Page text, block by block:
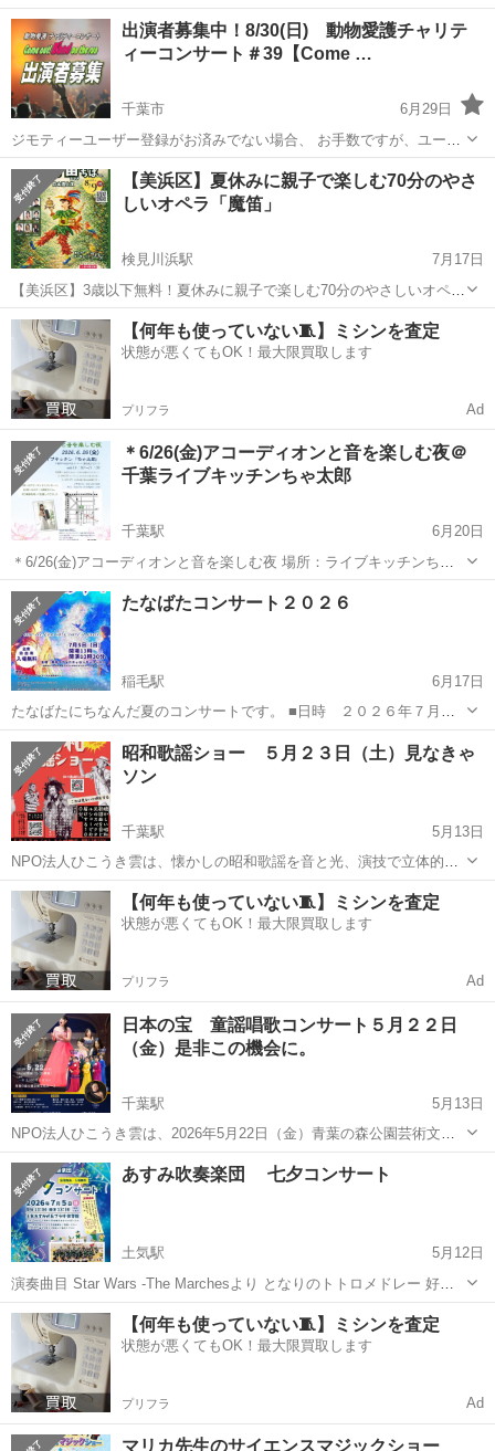
出演者募集中！8/30(日) 動物愛護チャリテ
ィーコンサート＃39【Come …
千葉市
6月29日
ジモティーユーザー登録がお済みでない場合、 お手数ですが、ユーザ
ー登録をお願い致します。 ※最後まで、お読みいただきますよう、お
願い申し上げます。 殺処分ゼロを目指して! 動物愛護チャリティー
コンサート ...
千葉 千葉市 コンサート/ショー 動物愛護
【美浜区】夏休みに親子で楽しむ70分のやさ
しいオペラ「魔笛」
検見川浜駅
7月17日
【美浜区】3歳以下無料！夏休みに親子で楽しむ70分のやさしいオペラ
「魔笛」 ご覧いただきありがとうございます！ 今年の夏休みは、お子
様と一緒に本物の「オペラ」を体験してみませんか？ 「子どもが静か
に聴いていられ...
千葉 千葉市 検見川浜駅 コンサート/ショー 魔笛
【何年も使っていない🧵】ミシンを査定
状態が悪くてもOK！最大限買取します
プリフラ Ad
＊6/26(金)アコーディオンと音を楽しむ夜＠
千葉ライブキッチンちゃ太郎
千葉駅
6月20日
＊6/26(金)アコーディオンと音を楽しむ夜 場所：ライブキッチンちゃ
太郎 千葉市中央区中央３丁目７−１１ 蓮池通りビル2F 時間：19時～
21時 料金（お好きなコースをお選びください） ＊3,000円（1ドリン
ク...
千葉 千葉市 千葉駅 コンサート/ショー
たなばたコンサート２０２６
稲毛駅
6月17日
たなばたにちなんだ夏のコンサートです。 ■日時 ２０２６年７月５
日（日） 開場１３：００ 開演１３：３０ 入場無料 ■会場 真
砂コミュニティセンター ホール２ ■曲目 POPPO POPPO...
千葉 千葉市 稲毛駅 コンサート/ショー 会場
昭和歌謡ショー ５月２３日（土）見なきゃ
ソン
千葉駅
5月13日
NPO法人ひこうき雲は、懐かしの昭和歌謡を音と光、演技で立体的に
表現する新企画「昭和歌謡ショー」の公演を、2026年5月23日
（土）、青葉の森公園芸術文化ホールにて開催いたします。 本公演
は、単なるコンサートではなく、緻密...
千葉 千葉市 千葉駅 コンサート/ショー 物語
【何年も使っていない🧵】ミシンを査定
状態が悪くてもOK！最大限買取します
プリフラ Ad
日本の宝 童謡唱歌コンサート５月２２日
（金）是非この機会に。
千葉駅
5月13日
NPO法人ひこうき雲は、2026年5月22日（金）青葉の森公園芸術文化
ホールにて「童謡唱歌コンサート」を開催する。日本の暮らしの中で
親しまれてきた童謡・唱歌を、生の歌声と演奏で届ける公演。ソプラ
ノ大西里奈、ピアノ田中美里...
千葉 千葉市 千葉駅 コンサート/ショー 童謡
あすみ吹奏楽団 七夕コンサート
土気駅
5月12日
演奏曲目 Star Wars -The Marchesより となりのトトロメドレー 好き
すぎて滅！ め組のひと にじ 他 あすみが丘プラザ体育館にて七夕コン
サートを開催します！ 広々とした体育館なので、ゆ...
千葉 千葉市 土気駅 コンサート/ショー あすみが丘
【何年も使っていない🧵】ミシンを査定
状態が悪くてもOK！最大限買取します
プリフラ Ad
マリカ先生のサイエンスマジックショー